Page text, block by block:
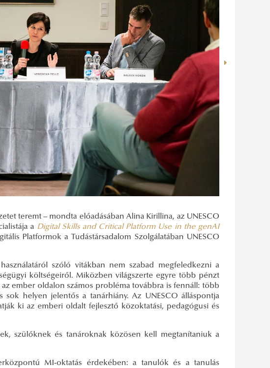
teremt – mondta előadásában Alina Kirillina, az UNESCO
a Digital Skills and Critical Platform Use in the genAI
Platformok a Tudástársadalom Szolgálatában UNESCO
szóló vitákban nem szabad megfeledkezni a
költségeiről. Miközben világszerte egyre több pénzt
ember oldalon számos probléma továbbra is fennáll: több
helyen jelentős a tanárhiány. Az UNESCO álláspontja
ki az emberi oldalt fejlesztő közoktatási, pedagógusi és
szülőknek és tanároknak közösen kell megtanítaniuk a
MI-oktatás érdekében: a tanulók és a tanulás